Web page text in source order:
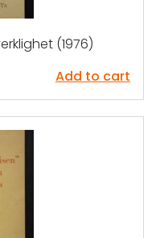
(1976)
Add to cart